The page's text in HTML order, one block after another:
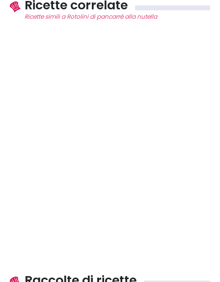
Ricette correlate
Ricette simili a Rotolini di pancarrè alla nutella